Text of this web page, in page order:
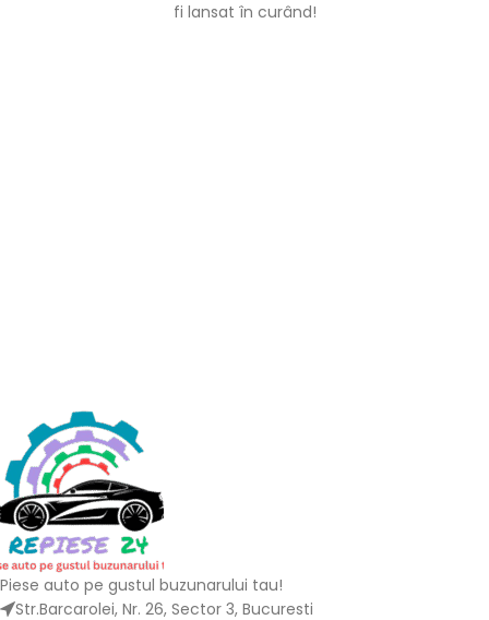
fi lansat în curând!
Piese auto pe gustul buzunarului tau!
Str.Barcarolei, Nr. 26, Sector 3, Bucuresti